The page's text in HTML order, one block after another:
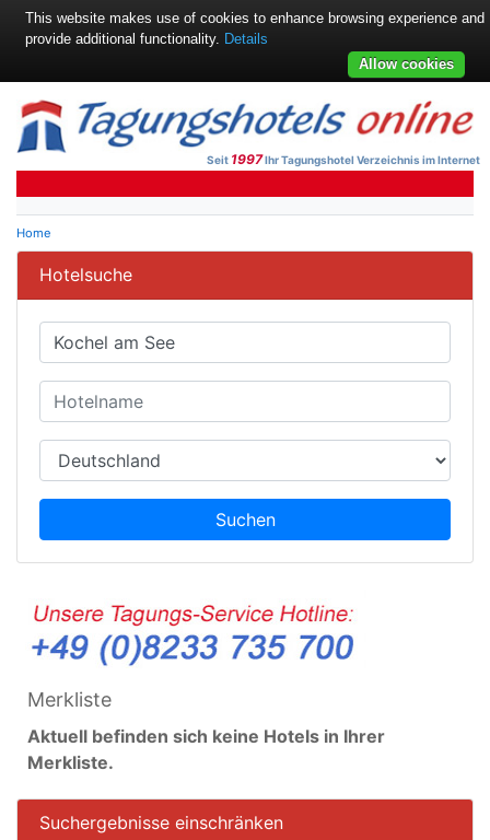
Seit 1997Ihr Tagungshotel Verzeichnis im Internet
Home
Hotelsuche
Suchen
Merkliste
Aktuell befinden sich keine Hotels in Ihrer
Merkliste.
Suchergebnisse einschränken
This website makes use of cookies to enhance browsing experience and
provide additional functionality. Details
Allow cookies